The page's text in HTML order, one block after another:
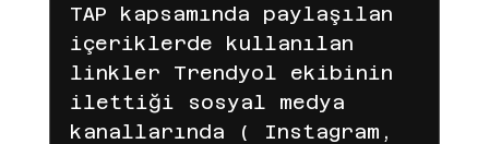
TAP kapsamında paylaşılan
içeriklerde kullanılan
linkler Trendyol ekibinin
ilettiği sosyal medya
kanallarında ( Instagram,